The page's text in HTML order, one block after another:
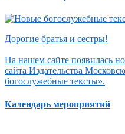
Дорогие братья и сестры!
На нашем сайте появилась
сайта Издательства
богослужебные тексты».
Календарь мероприятий